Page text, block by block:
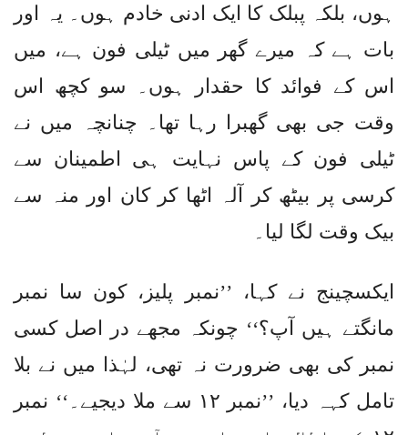
ہوں، بلکہ پبلک کا ایک ادنی خادم ہوں۔ یہ اور
بات ہے کہ میرے گھر میں ٹیلی فون ہے، میں
اس کے فوائد کا حقدار ہوں۔ سو کچھ اس
وقت جی بھی گھبرا رہا تھا۔ چنانچہ میں نے
ٹیلی فون کے پاس نہایت ہی اطمینان سے
کرسی پر بیٹھ کر آلہ اٹھا کر کان اور منہ سے
بیک وقت لگا لیا۔
ایکسچینج نے کہا، ’’نمبر پلیز، کون سا نمبر
مانگتے ہیں آپ؟‘‘ چونکہ مجھے در اصل کسی
نمبر کی بھی ضرورت نہ تھی، لہٰذا میں نے بلا
تامل کہہ دیا، ’’نمبر ۱۲ سے ملا دیجیے۔‘‘ نمبر